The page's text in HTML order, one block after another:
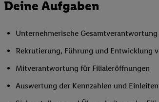
Deine Aufgaben
Unternehmerische
Rekrutierung, Führung und Entwicklung
Mitverantwortung für Filialeröffnungen
Auswertung der Kennzahlen und